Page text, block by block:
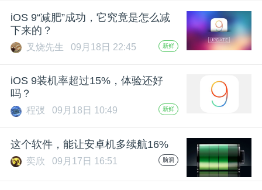
iOS 9“减肥”成功，它究竟是怎么减
下来的？
叉烧先生 09月18日 22:45 新鲜
iOS 9装机率超过15%，体验还好
吗？
程弢 09月18日 10:49 新鲜
这个软件，能让安卓机多续航16%
奕欣 09月17日 16:51 脑洞